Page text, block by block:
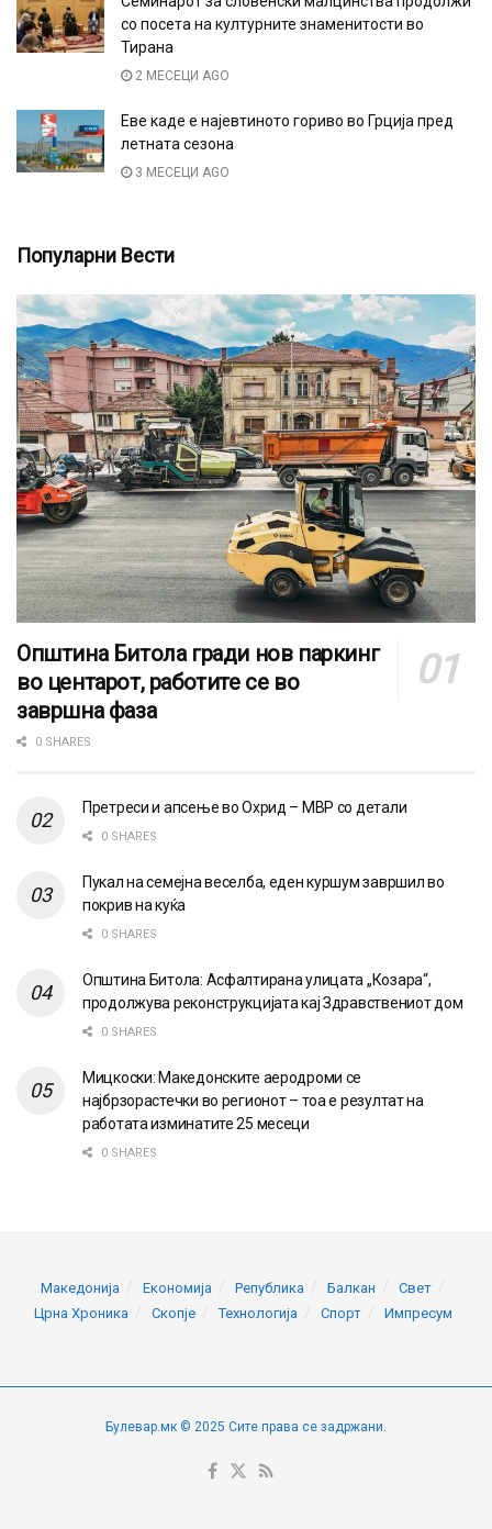
со посета на културните знаменитости во
Тирана
2 МЕСЕЦИ AGO
Еве каде е најевтиното гориво во Грција пред
летната сезона
3 МЕСЕЦИ AGO
Популарни Вести
Општина Битола гради нов паркинг
во центарот, работите се во
завршна фаза
0 SHARES
Претреси и апсење во Охрид – МВР со детали
0 SHARES
Пукал на семејна веселба, еден куршум завршил во
покрив на куќа
0 SHARES
Општина Битола: Асфалтирана улицата „Козара“,
продолжува реконструкцијата кај Здравствениот дом
0 SHARES
Мицкоски: Македонските аеродроми се
најбрзорастечки во регионот – тоа е резултат на
работата изминатите 25 месеци
0 SHARES
Македонија Економија Република Балкан
Свет
Црна Хроника
Скопје Технологија Спорт Импресум
Булевар.мк © 2025 Сите права се задржани.